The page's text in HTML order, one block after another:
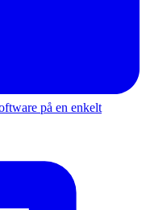
på en enkelt